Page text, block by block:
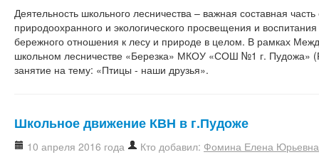
Деятельность школьного лесничества – важная составная
природоохранного и экологического просвещения и
бережного отношения к лесу и природе в целом. В рамках
школьном лесничестве «Березка» МКОУ «СОШ №1 г. Пудожа»
занятие на тему: «Птицы - наши друзья».
Школьное движение КВН в г.Пудоже
10 апреля 2016 года Кто добавил: Фомина Елена Юрьевна